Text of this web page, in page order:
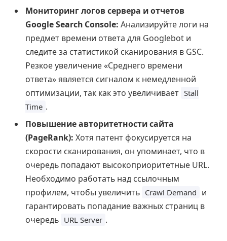
Мониторинг логов сервера и отчетов
Google Search Console: Анализируйте логи на
предмет времени ответа для Googlebot и
следите за статистикой сканирования в GSC.
Резкое увеличение «Среднего времени
ответа» является сигналом к немедленной
оптимизации, так как это увеличивает Stall
Time .
Повышение авторитетности сайта
(PageRank): Хотя патент фокусируется на
скорости сканирования, он упоминает, что в
очередь попадают высокоприоритетные URL.
Необходимо работать над ссылочным
профилем, чтобы увеличить Crawl Demand и
гарантировать попадание важных страниц в
очередь URL Server .